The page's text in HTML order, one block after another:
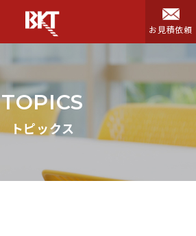
お見積依頼
TOPICS
トピックス